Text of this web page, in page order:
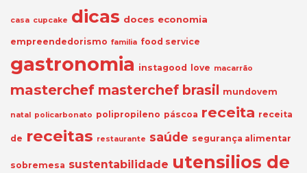
casa cupcake dicas doces economia
empreendedorismo familia food service
gastronomia instagood love macarrão
masterchef masterchef brasil mundovem
natal policarbonato polipropileno páscoa receita receita
de receitas restaurante saúde segurança alimentar
sobremesa sustentabilidade utensilios de